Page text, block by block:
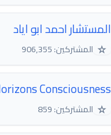
المستشار احمد ابو اياد
☆ المشتركين: 906,355
Consciousness
☆ المشتركين: 859